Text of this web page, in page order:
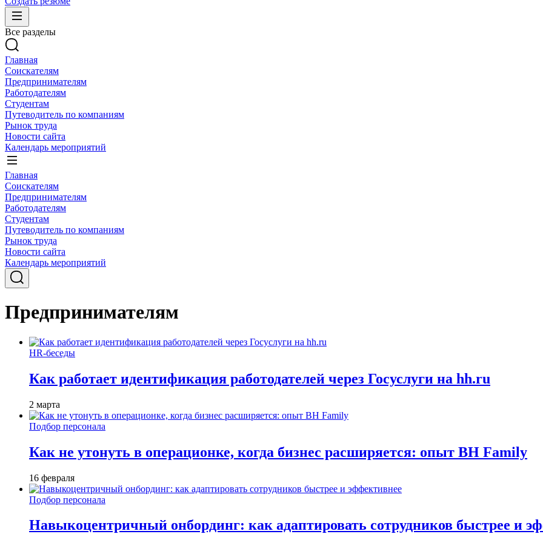
Все разделы
Главная
Соискателям
Предпринимателям
Работодателям
Студентам
Путеводитель по компаниям
Рынок труда
Новости сайта
Календарь мероприятий
Главная
Соискателям
Предпринимателям
Работодателям
Студентам
Путеводитель по компаниям
Рынок труда
Новости сайта
Календарь мероприятий
Предпринимателям
HR-беседы
Как работает идентификация работодателей через Госуслуги на hh.ru
2 марта
Подбор персонала
Как не утонуть в операционке, когда бизнес расширяется: опыт BH Family
16 февраля
Подбор персонала
Навыкоцентричный онбординг: как адаптировать сотрудников быстрее и